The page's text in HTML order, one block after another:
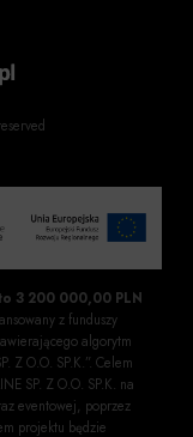
3 200 000,00 PLN
z funduszy
algorytm
Z O.O. SP.K.”. Celem
SP. Z O.O. SP.K. na
eventowej, poprzez
projektu będzie